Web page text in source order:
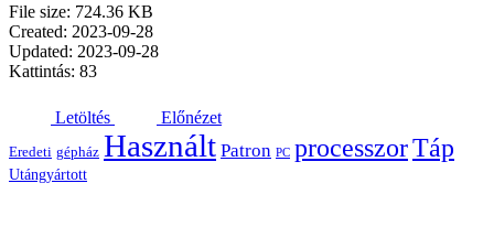
File size: 724.36 KB
Created: 2023-09-28
Updated: 2023-09-28
Kattintás: 83
Letöltés Előnézet
Eredeti gépház Használt Patron PC processzorTáp
Utángyártott